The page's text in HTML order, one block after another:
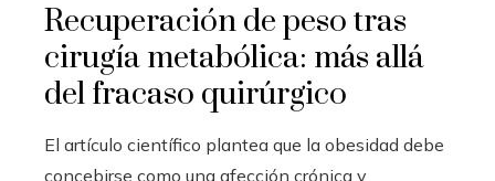
Recuperación de peso tras
cirugía metabólica: más allá
del fracaso quirúrgico
El artículo científico plantea que la obesidad debe
concebirse como una afección crónica y